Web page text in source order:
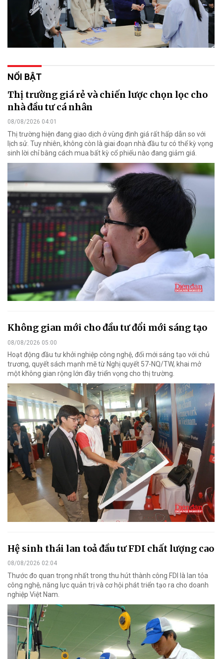
NỔI BẬT
Thị trường giá rẻ và chiến lược chọn lọc cho
nhà đầu tư cá nhân
08/08/2026 04:01
Thị trường hiện đang giao dịch ở vùng định giá rất hấp dẫn so với
lịch sử. Tuy nhiên, không còn là giai đoạn nhà đầu tư có thể kỳ vọng
sinh lời chỉ bằng cách mua bất kỳ cổ phiếu nào đang giảm giá.
Không gian mới cho đầu tư đổi mới sáng tạo
08/08/2026 05:00
Hoạt động đầu tư khởi nghiệp công nghệ, đổi mới sáng tạo với chủ
trương, quyết sách mạnh mẽ từ Nghị quyết 57-NQ/TW, khai mở
một không gian rộng lớn đầy triển vọng cho thị trường.
Hệ sinh thái lan toả đầu tư FDI chất lượng cao
08/08/2026 02:04
Thước đo quan trọng nhất trong thu hút thành công FDI là lan tỏa
công nghệ, năng lực quản trị và cơ hội phát triển tạo ra cho doanh
nghiệp Việt Nam.